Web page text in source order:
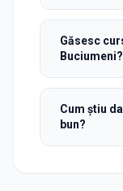
Găsesc
Buciumeni?
Cum știu
bun?